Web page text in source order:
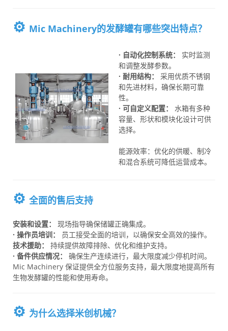
⚙️ Mic Machinery的发酵罐有哪些突出特点？
· 自动化控制系统：
实时监测
和调整发酵参数。
· 耐用结构： 采用优质不锈钢
和先进材料，确保长期可靠
性。
· 可自定义配置： 水箱有多种
容量、形状和模块化设计可供
选择。
能源效率：优化的供暖、制冷
和混合系统可降低运营成本。
⚙️ 全面的售后支持
安装和设置：
现场指导确保储罐正确集成。
· 操作员培训：
员工接受全面的培训，以确保安全高效的操作。
技术援助：
持续提供故障排除、优化和维护支持。
· 备件供应情况：
确保生产连续进行，最大限度减少停机时间。
Mic Machinery 保证提供全方位服务支持，最大限度地提高所有
生物发酵罐的性能和使用寿命。
⚙️ 为什么选择米创机械？